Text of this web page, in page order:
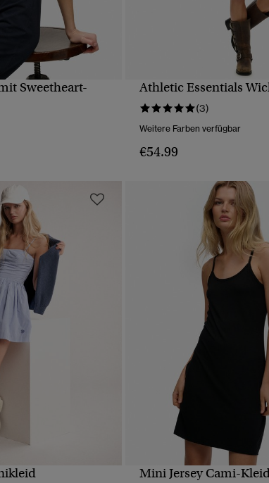
Sweetheart-
Athletic Essentials
(3)
Weitere Farben verfügbar
€54.99
Mini Jersey Cami-